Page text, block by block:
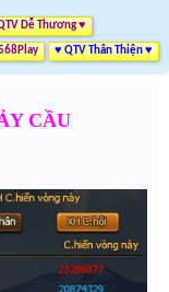
Dễ Thương ♥
♥ QTV Thân Thiện ♥
CẦU